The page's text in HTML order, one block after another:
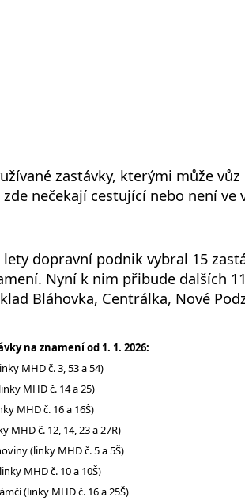
zastávky, kterými může
nečekají cestující nebo není ve
dopravní podnik vybral 15
Nyní k nim přibude dalších
Bláhovka, Centrálka, Nové
na znamení od 1. 1. 2026:
MHD č. 3, 53 a 54)
MHD č. 14 a 25)
MHD č. 16 a 16Š)
MHD č. 12, 14, 23 a 27R)
(linky MHD č. 5 a 5Š)
MHD č. 10 a 10Š)
(linky MHD č. 16 a 25Š)